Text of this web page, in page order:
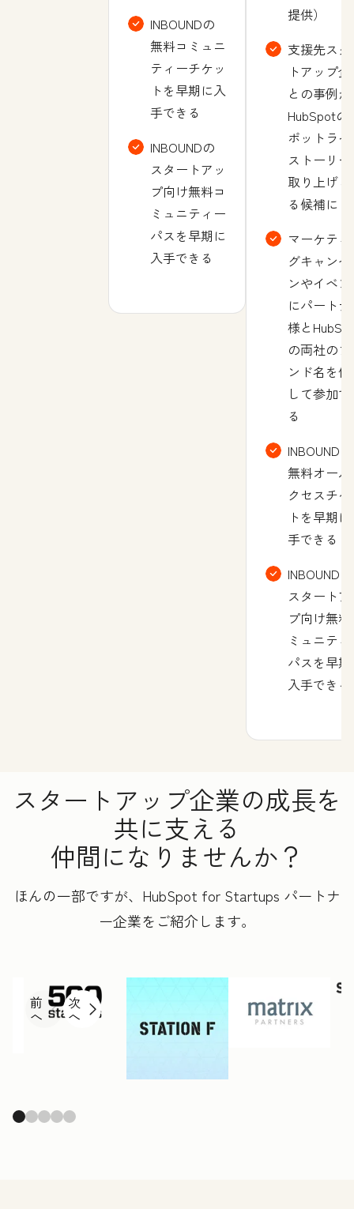
INBOUNDの
無料コミュニ
ティーチケッ
トを早期に入
手できる
INBOUNDの
スタートアッ
プ向け無料コ
ミュニティー
パスを早期に
入手できる
提供）
支援先ス
トアップ
との事例が
HubSpotの
ポットラ
ストーリ
取り上げ
る候補に
マーケテ
グキャン
ンやイベ
にパート
様と
の両社の
ンド名を
して参加
る
INBOUNDの
無料オー
クセスチ
トを早期
手できる
INBOUNDの
スタート
プ向け無
ミュニテ
パスを早
入手できる
スタートアップ企業の成長を
共に支える
仲間になりませんか？
ほんの一部ですが、HubSpot for Startups パートナ
ー企業をご紹介します。
前
へ
次
へ